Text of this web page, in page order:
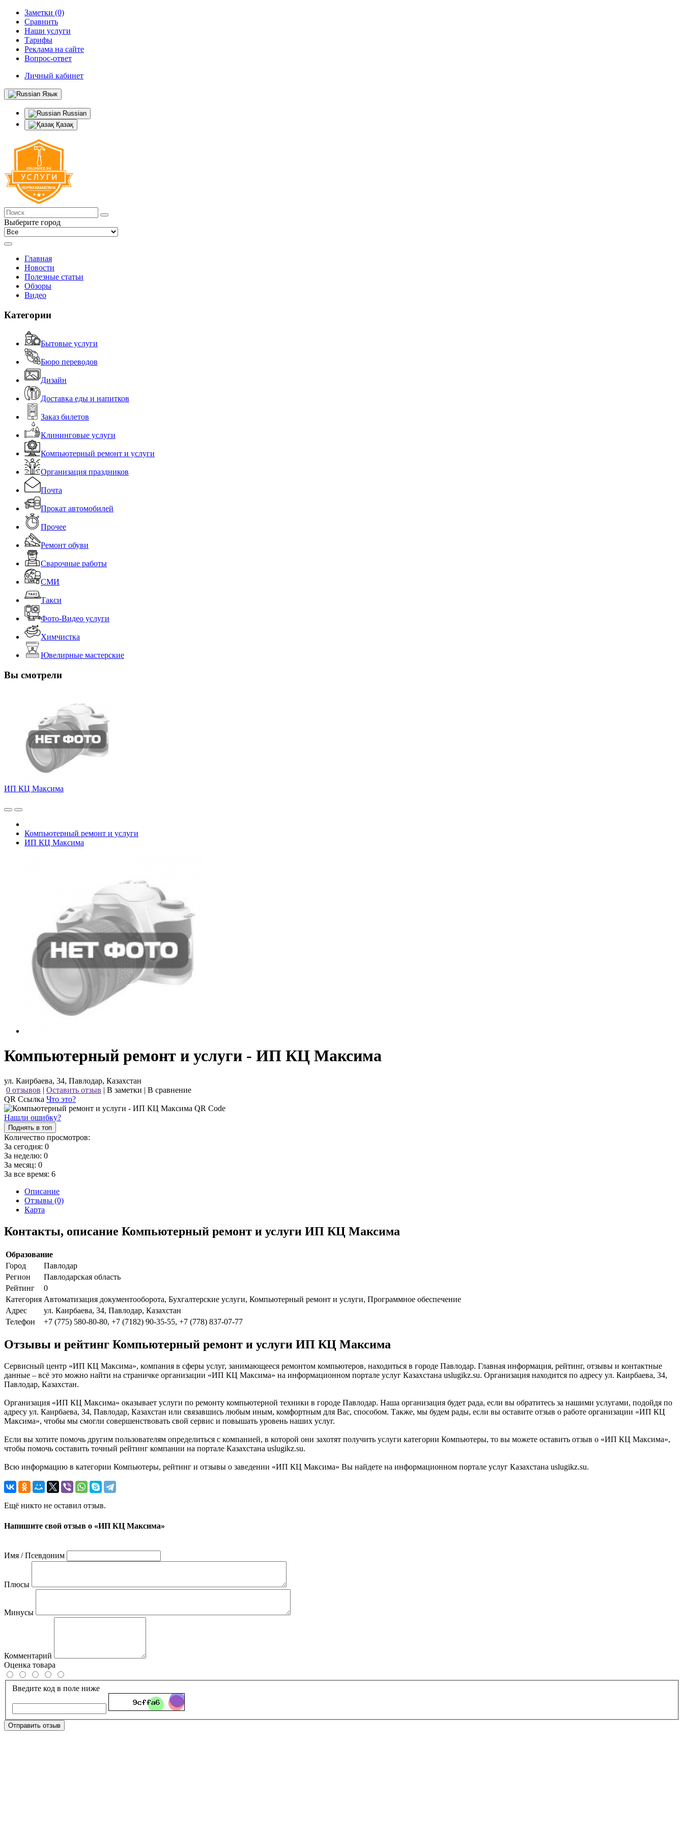
Заметки (0)
Сравнить
Наши услуги
Тарифы
Реклама на сайте
Вопрос-ответ
Личный кабинет
Язык
Russian
Қазақ
Выберите город
Главная
Новости
Полезные статьи
Обзоры
Видео
Категории
Бытовые услуги
Бюро переводов
Дизайн
Доставка еды и напитков
Заказ билетов
Клининговые услуги
Компьютерный ремонт и услуги
Организация праздников
Почта
Прокат автомобилей
Прочее
Ремонт обуви
Сварочные работы
СМИ
Такси
Фото-Видео услуги
Химчистка
Ювелирные мастерские
Вы смотрели
ИП КЦ Максима
Компьютерный ремонт и услуги
ИП КЦ Максима
Компьютерный ремонт и услуги - ИП КЦ Максима
ул. Каирбаева, 34, Павлодар, Казахстан
0 отзывов | Оставить отзыв | В заметки | В сравнение
QR Ссылка Что это?
Нашли ошибку?
Поднять в топ
Количество просмотров:
За сегодня: 0
За неделю: 0
За месяц: 0
За все время: 6
Описание
Отзывы (0)
Карта
Контакты, описание Компьютерный ремонт и услуги ИП КЦ Максима
Образование
Город
Павлодар
Регион
Павлодарская область
Рейтинг
0
Категория Автоматизация документооборота, Бухгалтерские услуги, Компьютерный ремонт и услуги, Программное обеспечение
Адрес
ул. Каирбаева, 34, Павлодар, Казахстан
Телефон
+7 (775) 580-80-80, +7 (7182) 90-35-55, +7 (778) 837-07-77
Отзывы и рейтинг Компьютерный ремонт и услуги ИП КЦ Максима
Сервисный центр «ИП КЦ Максима», компания в сферы услуг, занимающееся ремонтом компьютеров, находиться в городе Павлодар. Главная информация, рейтинг, отзывы и контактные
данные – всё это можно найти на страничке организации «ИП КЦ Максима» на информационном портале услуг Казахстана uslugikz.su. Организация находится по адресу ул. Каирбаева, 34,
Павлодар, Казахстан.
Организация «ИП КЦ Максима» оказывает услуги по ремонту компьютерной техники в городе Павлодар. Наша организация будет рада, если вы обратитесь за нашими услугами, подойдя по
адресу ул. Каирбаева, 34, Павлодар, Казахстан или связавшись любым иным, комфортным для Вас, способом. Также, мы будем рады, если вы оставите отзыв о работе организации «ИП КЦ
Максима», чтобы мы смогли совершенствовать свой сервис и повышать уровень наших услуг.
Если вы хотите помочь другим пользователям определиться с компанией, в которой они захотят получить услуги категории Компьютеры, то вы можете оставить отзыв о «ИП КЦ Максима»,
чтобы помочь составить точный рейтинг компании на портале Казахстана uslugikz.su.
Всю информацию в категории Компьютеры, рейтинг и отзывы о заведении «ИП КЦ Максима» Вы найдете на информационном портале услуг Казахстана uslugikz.su.
Ещё никто не оставил отзыв.
Напишите свой отзыв о «ИП КЦ Максима»
Имя / Псевдоним
Плюсы
Минусы
Комментарий
Оценка товара
Введите код в поле ниже
Отправить отзыв